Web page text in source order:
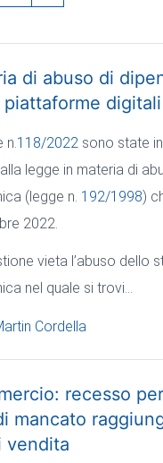
di abuso di
digitali
n.118/2022 sono state
legge in materia di
(legge n. 192/1998)
2022.
vieta l’abuso dello
nel quale si trovi…
Cordella
recesso
mancato
vendita